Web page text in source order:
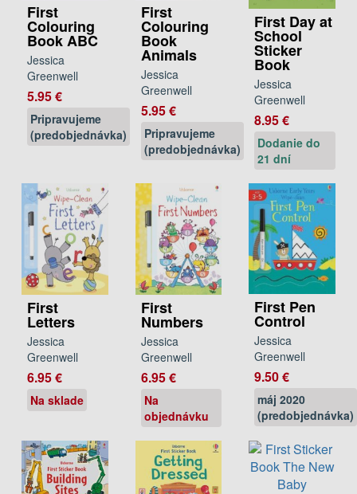
First
Colouring
Book ABC
Jessica
Greenwell
5.95 €
Pripravujeme
(predobjednávka)
First
Colouring
Book
Animals
Jessica
Greenwell
5.95 €
Pripravujeme
(predobjednávka)
First Day at
School
Sticker
Book
Jessica
Greenwell
8.95 €
Dodanie do
21 dní
First
Letters
Jessica
Greenwell
6.95 €
Na sklade
First
Numbers
Jessica
Greenwell
6.95 €
Na
objednávku
First Pen
Control
Jessica
Greenwell
9.50 €
máj 2020
(predobjednávka)